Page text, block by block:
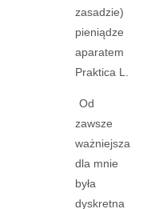
zasadzie)
pieniądze
aparatem
Praktica L.
Od
zawsze
ważniejsza
dla mnie
była
dyskretna